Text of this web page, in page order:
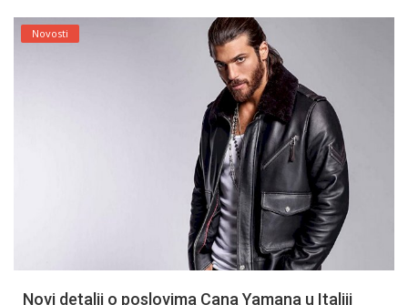
Novosti
Novi detalji o poslovima Cana Yamana u Italiji